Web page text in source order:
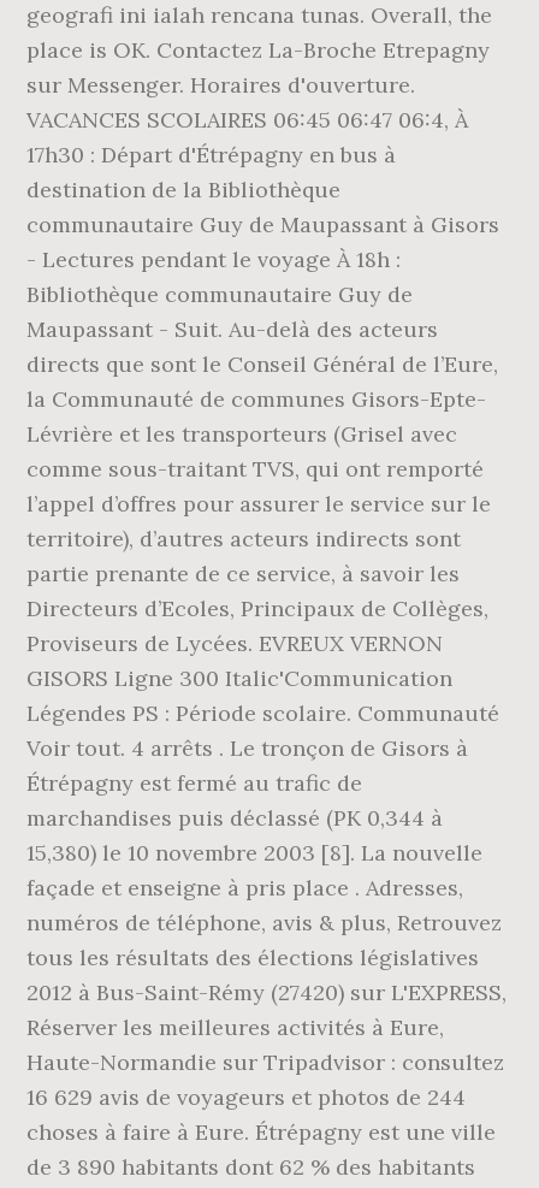
geografi ini ialah rencana tunas. Overall, the
place is OK. Contactez La-Broche Etrepagny
sur Messenger. Horaires d'ouverture.
VACANCES SCOLAIRES 06:45 06:47 06:4, À
17h30 : Départ d'Étrépagny en bus à
destination de la Bibliothèque
communautaire Guy de Maupassant à Gisors
- Lectures pendant le voyage À 18h :
Bibliothèque communautaire Guy de
Maupassant - Suit. Au-delà des acteurs
directs que sont le Conseil Général de l’Eure,
la Communauté de communes Gisors-Epte-
Lévrière et les transporteurs (Grisel avec
comme sous-traitant TVS, qui ont remporté
l’appel d’offres pour assurer le service sur le
territoire), d’autres acteurs indirects sont
partie prenante de ce service, à savoir les
Directeurs d’Ecoles, Principaux de Collèges,
Proviseurs de Lycées. EVREUX VERNON
GISORS Ligne 300 Italic'Communication
Légendes PS : Période scolaire. Communauté
Voir tout. 4 arrêts . Le tronçon de Gisors à
Étrépagny est fermé au trafic de
marchandises puis déclassé (PK 0,344 à
15,380) le 10 novembre 2003 [8]. La nouvelle
façade et enseigne à pris place . Adresses,
numéros de téléphone, avis & plus, Retrouvez
tous les résultats des élections législatives
2012 à Bus-Saint-Rémy (27420) sur L'EXPRESS,
Réserver les meilleures activités à Eure,
Haute-Normandie sur Tripadvisor : consultez
16 629 avis de voyageurs et photos de 244
choses à faire à Eure. Étrépagny est une ville
de 3 890 habitants dont 62 % des habitants